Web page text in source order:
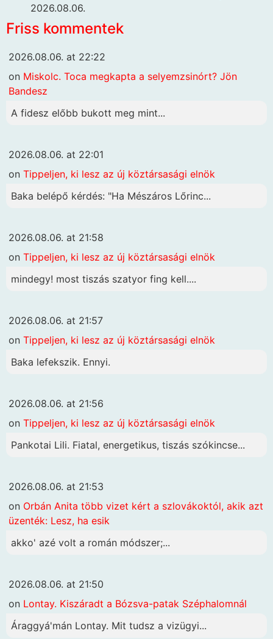
2026.08.06.
Friss kommentek
2026.08.06. at 22:22
on Miskolc. Toca megkapta a selyemzsinórt? Jön
Bandesz
A fidesz előbb bukott meg mint...
2026.08.06. at 22:01
on Tippeljen, ki lesz az új köztársasági elnök
Baka belépő kérdés: "Ha Mészáros Lőrinc...
2026.08.06. at 21:58
on Tippeljen, ki lesz az új köztársasági elnök
mindegy! most tiszás szatyor fing kell....
2026.08.06. at 21:57
on Tippeljen, ki lesz az új köztársasági elnök
Baka lefekszik. Ennyi.
2026.08.06. at 21:56
on Tippeljen, ki lesz az új köztársasági elnök
Pankotai Lili. Fiatal, energetikus, tiszás szókincse...
2026.08.06. at 21:53
on Orbán Anita több vizet kért a szlovákoktól, akik azt
üzenték: Lesz, ha esik
akko' azé volt a román módszer;...
2026.08.06. at 21:50
on Lontay. Kiszáradt a Bózsva-patak Széphalomnál
Áraggyá'mán Lontay. Mit tudsz a vizügyi...